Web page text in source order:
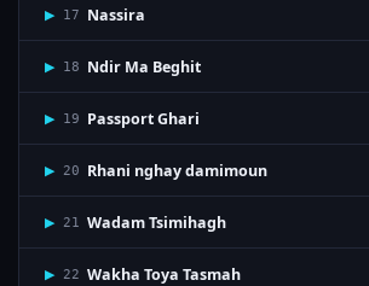
▶ 17 Nassira
▶ 18 Ndir Ma Beghit
▶ 19 Passport Ghari
▶ 20 Rhani nghay damimoun
▶ 21 Wadam Tsimihagh
▶ 22 Wakha Toya Tasmah